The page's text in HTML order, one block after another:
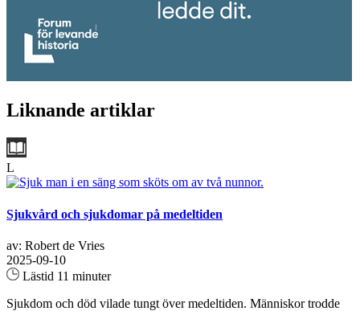
Liknande artiklar
L
Sjukvård och sjukdomar på medeltiden
av: Robert de Vries
2025-09-10
Lästid 11 minuter
Sjukdom och död vilade tungt över medeltiden. Människor trodde